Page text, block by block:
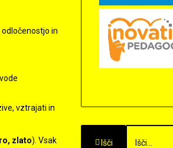
odločenostjo in
vztrajati in
zlato). Vsak
Išči